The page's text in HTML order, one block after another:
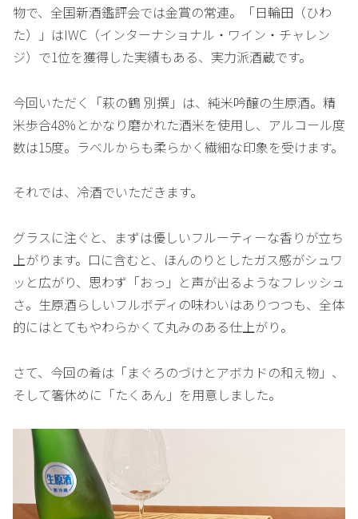
物で、全国新酒鑑評会では金賞の常連。「日輪田（ひわ
た）」はIWC（インターナショナル・ワイン・チャレン
ジ）で1位を獲得した実績もある、実力派酒蔵です。
今回いただく「萩の鶴 別撰」は、純米吟醸の生原酒。精
米歩合48％とかなり磨かれた酒米を使用し、アルコール度
数は15度。ラベルからも柔らかく繊細な印象を受けます。
それでは、冷酒でいただきます。
グラスに注ぐと、まずは優しいフルーティーな香りが立ち
上がります。口に含むと、ほんのりとしたガス感がシュワ
ッと広がり、思わず「おっ」と声が出るようなフレッシュ
さ。生原酒らしいフルボディの味わいはありつつも、全体
的にはとてもやわらかくて丸みのある仕上がり。
さて、今回の肴は「まぐろのづけとアボカドの和え物」、
そして箸休めに「たくあん」を用意しました。